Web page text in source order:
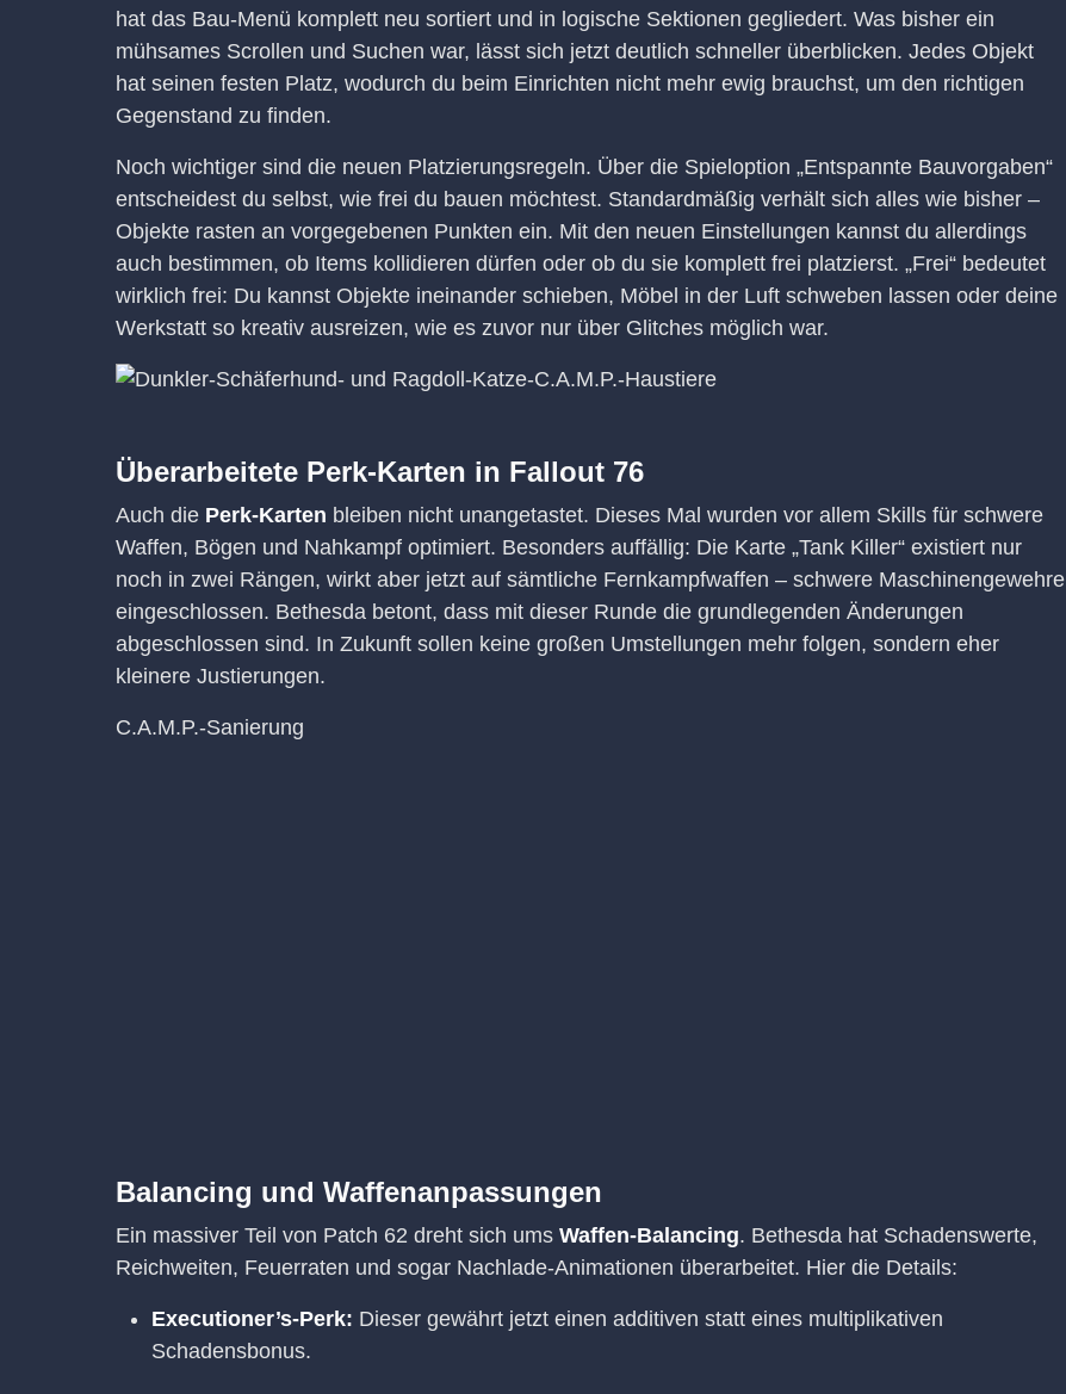
hat das Bau-Menü komplett neu sortiert und in logische Sektionen gegliedert. Was bisher ein
mühsames Scrollen und Suchen war, lässt sich jetzt deutlich schneller überblicken. Jedes Objekt
hat seinen festen Platz, wodurch du beim Einrichten nicht mehr ewig brauchst, um den richtigen
Gegenstand zu finden.
Noch wichtiger sind die neuen Platzierungsregeln. Über die Spieloption „Entspannte Bauvorgaben“
entscheidest du selbst, wie frei du bauen möchtest. Standardmäßig verhält sich alles wie bisher –
Objekte rasten an vorgegebenen Punkten ein. Mit den neuen Einstellungen kannst du allerdings
auch bestimmen, ob Items kollidieren dürfen oder ob du sie komplett frei platzierst. „Frei“ bedeutet
wirklich frei: Du kannst Objekte ineinander schieben, Möbel in der Luft schweben lassen oder deine
Werkstatt so kreativ ausreizen, wie es zuvor nur über Glitches möglich war.
Überarbeitete Perk-Karten in Fallout 76
Auch die Perk-Karten bleiben nicht unangetastet. Dieses Mal wurden vor allem Skills für schwere
Waffen, Bögen und Nahkampf optimiert. Besonders auffällig: Die Karte „Tank Killer“ existiert nur
noch in zwei Rängen, wirkt aber jetzt auf sämtliche Fernkampfwaffen – schwere Maschinengewehre
eingeschlossen. Bethesda betont, dass mit dieser Runde die grundlegenden Änderungen
abgeschlossen sind. In Zukunft sollen keine großen Umstellungen mehr folgen, sondern eher
kleinere Justierungen.
C.A.M.P.-Sanierung
Balancing und Waffenanpassungen
Ein massiver Teil von Patch 62 dreht sich ums Waffen-Balancing. Bethesda hat Schadenswerte,
Reichweiten, Feuerraten und sogar Nachlade-Animationen überarbeitet. Hier die Details:
Executioner’s-Perk: Dieser gewährt jetzt einen additiven statt eines multiplikativen
Schadensbonus.